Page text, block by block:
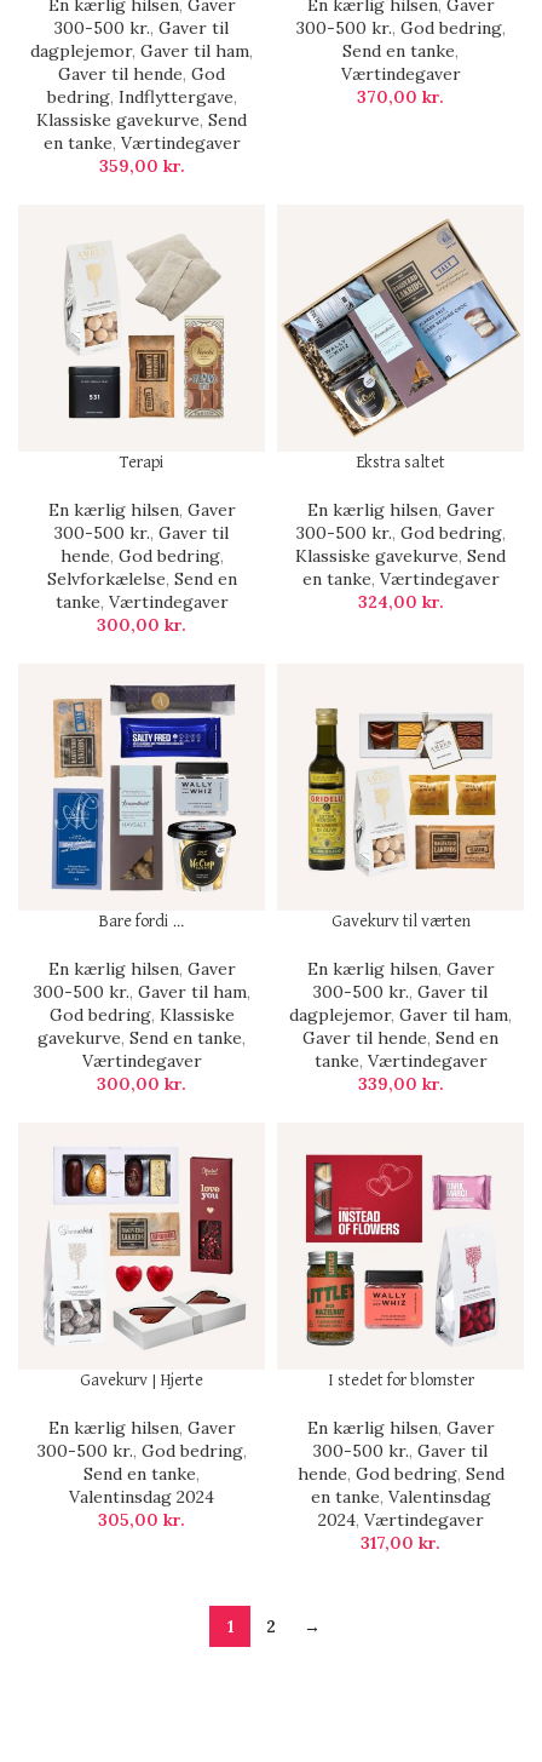
En kærlig hilsen, Gaver
300-500 kr., Gaver til
dagplejemor, Gaver til ham,
Gaver til hende, God
bedring, Indflyttergave,
Klassiske gavekurve, Send
en tanke, Værtindegaver
359,00 kr.
En kærlig hilsen, Gaver
300-500 kr., God bedring,
Send en tanke,
Værtindegaver
370,00 kr.
Terapi
En kærlig hilsen, Gaver
300-500 kr., Gaver til
hende, God bedring,
Selvforkælelse, Send en
tanke, Værtindegaver
300,00 kr.
Ekstra saltet
En kærlig hilsen, Gaver
300-500 kr., God bedring,
Klassiske gavekurve, Send
en tanke, Værtindegaver
324,00 kr.
Bare fordi …
En kærlig hilsen, Gaver
300-500 kr., Gaver til ham,
God bedring, Klassiske
gavekurve, Send en tanke,
Værtindegaver
300,00 kr.
Gavekurv til værten
En kærlig hilsen, Gaver
300-500 kr., Gaver til
dagplejemor, Gaver til ham,
Gaver til hende, Send en
tanke, Værtindegaver
339,00 kr.
Gavekurv | Hjerte
En kærlig hilsen, Gaver
300-500 kr., God bedring,
Send en tanke,
Valentinsdag 2024
305,00 kr.
I stedet for blomster
En kærlig hilsen, Gaver
300-500 kr., Gaver til
hende, God bedring, Send
en tanke, Valentinsdag
2024, Værtindegaver
317,00 kr.
1 2 →